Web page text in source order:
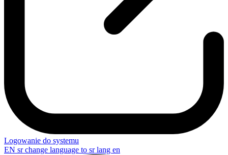
Logowanie do systemu
EN sr change language to sr lang en